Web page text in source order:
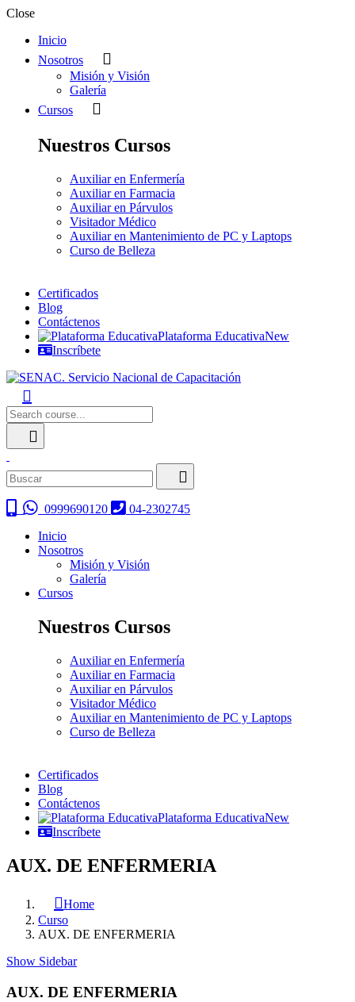
Close
Inicio
Nosotros
Misión y Visión
Galería
Cursos
Nuestros Cursos
Auxiliar en Enfermería
Auxiliar en Farmacia
Auxiliar en Párvulos
Visitador Médico
Auxiliar en Mantenimiento de PC y Laptops
Curso de Belleza
Certificados
Blog
Contáctenos
Plataforma EducativaNew
Inscríbete
0999690120
04-2302745
Inicio
Nosotros
Misión y Visión
Galería
Cursos
Nuestros Cursos
Auxiliar en Enfermería
Auxiliar en Farmacia
Auxiliar en Párvulos
Visitador Médico
Auxiliar en Mantenimiento de PC y Laptops
Curso de Belleza
Certificados
Blog
Contáctenos
Plataforma EducativaNew
Inscríbete
AUX. DE ENFERMERIA
Home
Curso
AUX. DE ENFERMERIA
Show Sidebar
AUX. DE ENFERMERIA